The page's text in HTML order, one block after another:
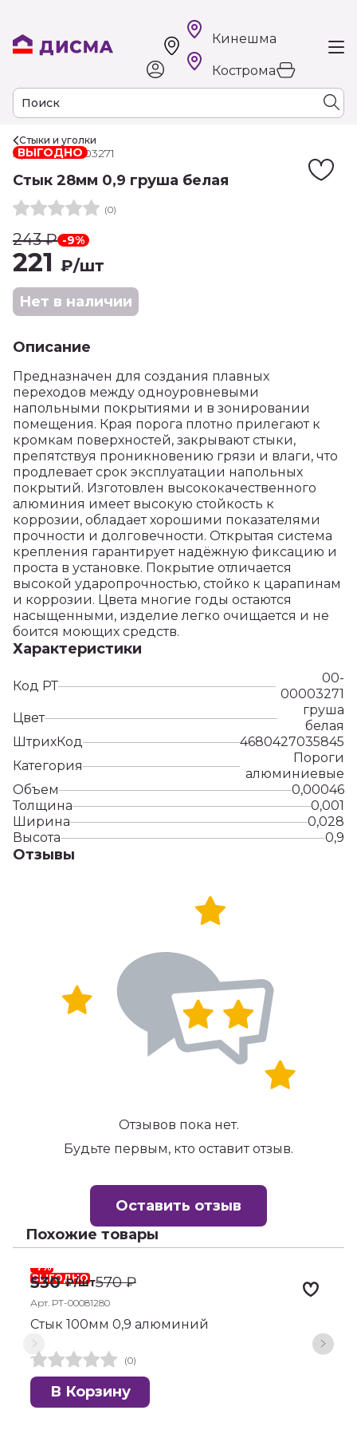
Кинешма
Кострома
Стыки и уголки
ВЫГОДНО
Арт. 00-00003271
Стык 28мм 0,9 груша белая
(0)
243₽ -9%
221 ₽/шт
Нет в наличии
Описание
Предназначен для создания плавных
переходов между одноуровневыми
напольными покрытиями и в зонировании
помещения. Края порога плотно прилегают к
кромкам поверхностей, закрывают стыки,
препятствуя проникновению грязи и влаги, что
продлевает срок эксплуатации напольных
покрытий. Изготовлен высококачественного
алюминия имеет высокую стойкость к
коррозии, обладает хорошими показателями
прочности и долговечности. Открытая система
крепления гарантирует надёжную фиксацию и
проста в установке. Покрытие отличается
высокой ударопрочностью, стойко к царапинам
и коррозии. Цвета многие годы остаются
насыщенными, изделие легко очищается и не
боится моющих средств.
Характеристики
Код РТ
00-
00003271
Цвет
груша
белая
ШтрихКод
4680427035845
Категория
Пороги
алюминиевые
Объем
0,00046
Толщина
0,001
Ширина
0,028
Высота
0,9
Отзывы
Отзывов пока нет.
Будьте первым, кто оставит отзыв.
Оставить отзыв
Похожие товары
ВЫГОДНО
-7%
530₽/шт570₽
Арт. РТ-00081280
Стык 100мм 0,9 алюминий
(0)
В Корзину